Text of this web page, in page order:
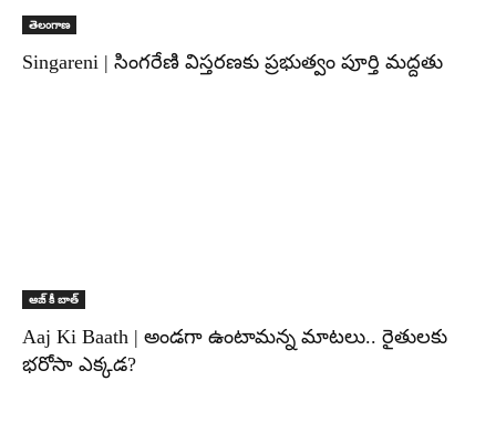
తెలంగాణ
Singareni | సింగరేణి విస్తరణకు ప్రభుత్వం పూర్తి మద్దతు
ఆజ్ కీ బాత్
Aaj Ki Baath | అండగా ఉంటామన్న మాటలు.. రైతులకు
భరోసా ఎక్కడ?